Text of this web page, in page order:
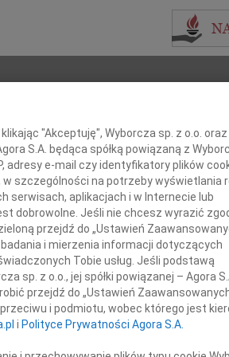
Imię i nazwisko lub numer
+ szukanie
INNE NEKROLOGI
Marian Maks
Z głębokim żalem
Andrzej Szostek
Dnia 21 lipca 2026 roku
Danuta Powiłańska -
W dniu 14 kwietnia 2026
Jerzy Strużyna
W dniu 11 lutego
"Akceptuję", Wyborcza sp. z o.o.
S.A. będąca spółką powiązaną z
adresy e-mail czy identyfikatory plików
szczególności na potrzeby wyświetlania
serwisach, aplikacjach i w Internecie lub
dobrowolne. Jeśli nie chcesz wyrazić
przejdź do „Ustawień
i mierzenia informacji dotyczących
Tobie usług. Jeśli podstawą
sp. z o.o., jej spółki powiązanej – Agora
przejdź do „Ustawień
i podmiotu, wobec którego jest
i Polityce Prywatności Agora S.A.